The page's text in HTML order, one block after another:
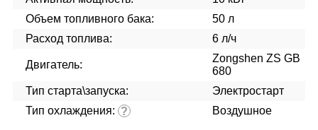
Объем топливного бака:
50 л
Расход топлива:
6 л/ч
Двигатель:
Zongshen ZS GB
680
Тип старта\запуска:
Электростарт
Тип охлаждения: ? Воздушное